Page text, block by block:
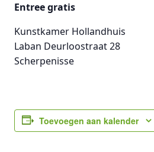
Entree gratis
Kunstkamer Hollandhuis
Laban Deurloostraat 28
Scherpenisse
Toevoegen aan kalender